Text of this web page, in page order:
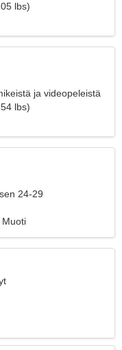
lbs)
ja videopeleistä
lbs)
24-29
Muoti